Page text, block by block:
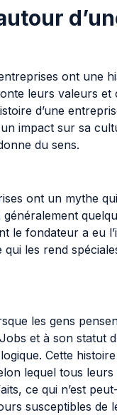
ont une
leurs valeurs et
d’une
impact sur sa
du sens.
ont un mythe
généralement
le fondateur a eu
qui les rend
les gens
et à son statut
Cette
lequel tous
ce qui n’est
susceptibles de